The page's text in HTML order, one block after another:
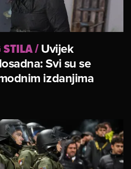
STILA/Uvijek
Svi su se
izdanjima